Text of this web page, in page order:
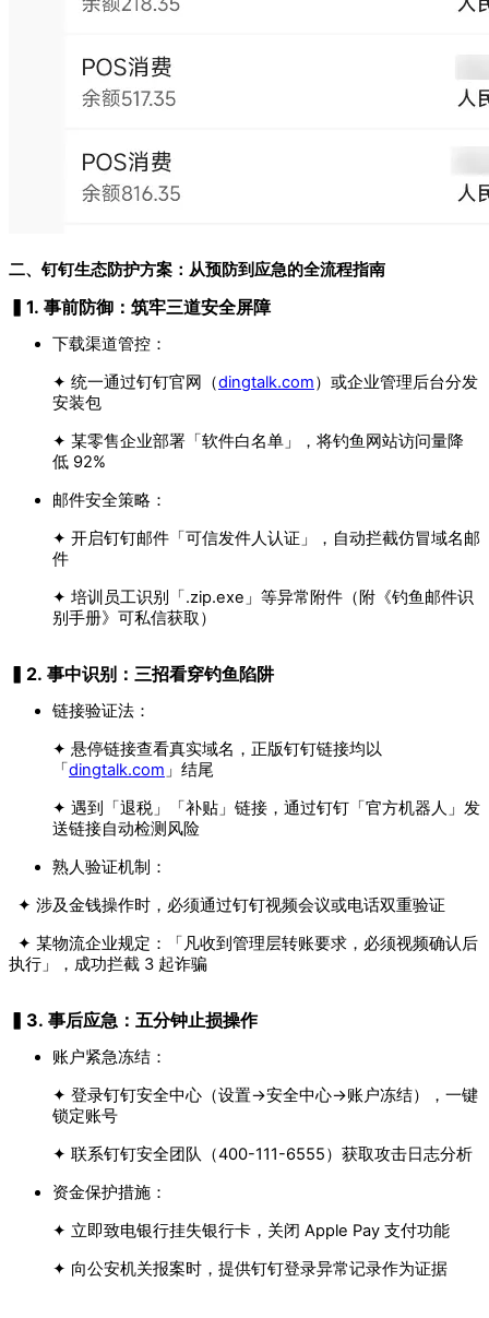
二、钉钉生态防护方案：从预防到应急的全流程指南
▍1. 事前防御：筑牢三道安全屏障
下载渠道管控：
✦ 统一通过钉钉官网（dingtalk.com）或企业管理后台分发
安装包
✦ 某零售企业部署「软件白名单」，将钓鱼网站访问量降
低 92%
邮件安全策略：
✦ 开启钉钉邮件「可信发件人认证」，自动拦截仿冒域名邮
件
✦ 培训员工识别「.zip.exe」等异常附件（附《钓鱼邮件识
别手册》可私信获取）
▍2. 事中识别：三招看穿钓鱼陷阱
链接验证法：
✦ 悬停链接查看真实域名，正版钉钉链接均以
「 dingtalk.com 」结尾
✦ 遇到「退税」「补贴」链接，通过钉钉「官方机器人」发
送链接自动检测风险
熟人验证机制：
✦ 涉及金钱操作时，必须通过钉钉视频会议或电话双重验证
✦ 某物流企业规定：「凡收到管理层转账要求，必须视频确认后
执行」，成功拦截 3 起诈骗
▍3. 事后应急：五分钟止损操作
账户紧急冻结：
✦ 登录钉钉安全中心（设置→安全中心→账户冻结），一键
锁定账号
✦ 联系钉钉安全团队（400-111-6555）获取攻击日志分析
资金保护措施：
✦ 立即致电银行挂失银行卡，关闭 Apple Pay 支付功能
✦ 向公安机关报案时，提供钉钉登录异常记录作为证据